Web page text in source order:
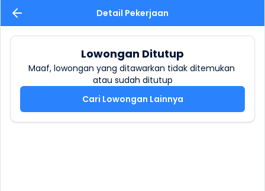
Detail Pekerjaan
Lowongan Ditutup
Maaf, lowongan yang ditawarkan tidak ditemukan
atau sudah ditutup
Cari Lowongan Lainnya